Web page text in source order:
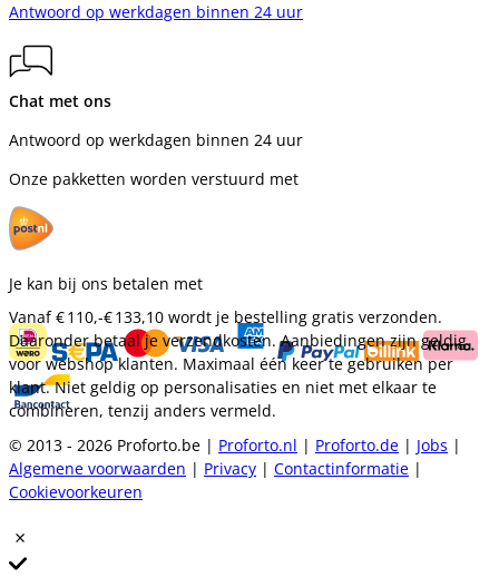
Antwoord op werkdagen binnen 24 uur
Chat met ons
Antwoord op werkdagen binnen 24 uur
Onze pakketten worden verstuurd met
Je kan bij ons betalen met
Vanaf€ 110,-€ 133,10 wordt je bestelling gratis verzonden.
Daaronder betaal je verzendkosten. Aanbiedingen zijn geldig
voor webshop klanten. Maximaal één keer te gebruiken per
klant. Niet geldig op personalisaties en niet met elkaar te
combineren, tenzij anders vermeld.
© 2013 - 2026 Proforto.be | Proforto.nl | Proforto.de | Jobs |
Algemene voorwaarden | Privacy | Contactinformatie |
Cookievoorkeuren